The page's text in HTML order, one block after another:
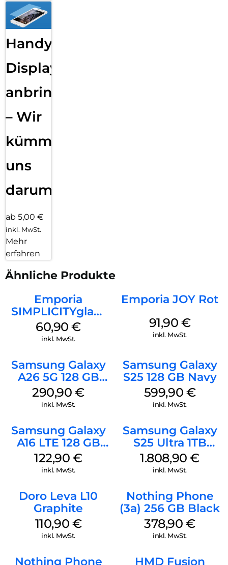
Handy
Displayfolie
anbringen
– Wir
kümmern
uns
darum!
ab 5,00 €
inkl. MwSt.
Mehr
erfahren
Ähnliche Produkte
Emporia
SIMPLICITYglam
Weiss
60,90€
inkl. MwSt.
Emporia JOY Rot
91,90 €
inkl. MwSt.
Samsung Galaxy
A26 5G 128 GB
Mint
290,90€
inkl. MwSt.
Samsung Galaxy
S25 128 GB Navy
599,90 €
inkl. MwSt.
Samsung Galaxy
A16 LTE 128 GB
Black
122,90€
inkl. MwSt.
Samsung Galaxy
S25 Ultra 1TB
Titanium Black
1.808,90€
inkl. MwSt.
Doro Leva L10
Graphite
110,90 €
inkl. MwSt.
Nothing Phone
(3a) 256 GB Black
378,90€
inkl. MwSt.
Nothing Phone HMD Fusion